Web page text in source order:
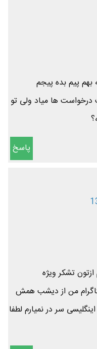
بهم پیم بده پیجم
ها میاد ولی تو
پاسخ
تشکر ویژه
من از دیشب همش
سر در نمیارم لطفا